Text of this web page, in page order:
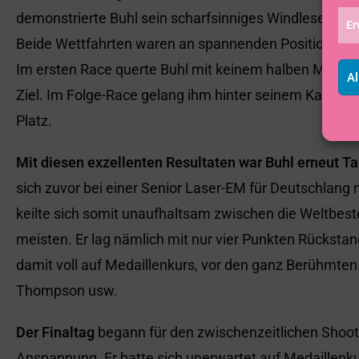
demonstrierte Buhl sein scharfsinniges Windlesen
Beide Wettfahrten waren an spannenden
Im ersten Race querte Buhl mit keinem halben Meter
Ziel. Im Folge-Race gelang ihm hinter seinem
Platz.
Mit diesen exzellenten Resultaten war Buhl erneut
sich zuvor bei einer Senior Laser-EM für
keilte sich somit unaufhaltsam zwischen die
meisten. Er lag nämlich mit nur vier Punkten
damit voll auf Medaillenkurs, vor den ganz
Thompson usw.
Der Finaltag begann für den zwischenzeitlichen